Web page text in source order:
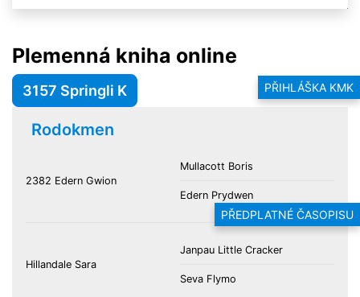
PŘIHLÁŠKA KMK
PŘEDPLATNÉ ČASOPISU
Plemenná kniha online
3157 Springli K
Rodokmen
2382 Edern Gwion
Mullacott Boris
Edern Prydwen
Hillandale Sara
Janpau Little Cracker
Seva Flymo